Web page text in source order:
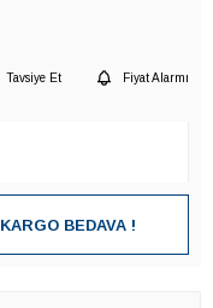
Tavsiye Et
Fiyat Alarmı
KARGO BEDAVA !